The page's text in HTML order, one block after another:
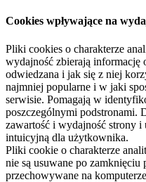
Cookies wpływające na
Pliki cookies o charakterze
wydajność zbierają informację
odwiedzana i jak się z niej
najmniej popularne i w jaki
serwisie. Pomagają w
poszczególnymi podstronami.
zawartość i wydajność strony
intuicyjną dla użytkownika.
Pliki cookie o charakterze
nie są usuwane po zamknięciu
przechowywane na